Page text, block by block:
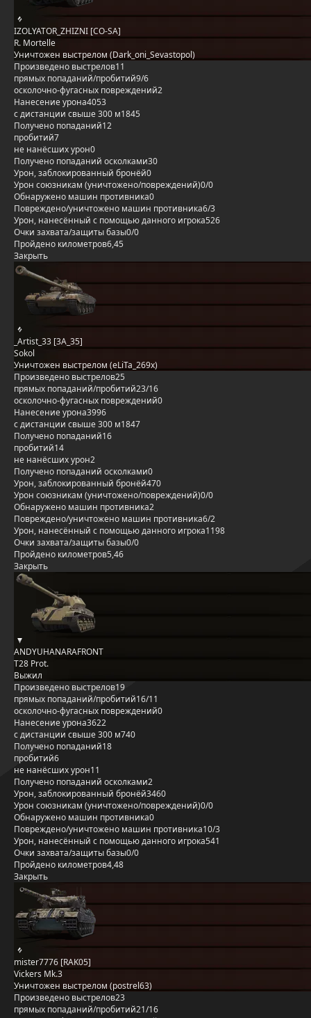
IZOLYATOR_ZHIZNI [CO-SA]
R. Mortelle
Уничтожен выстрелом (Dark_oni_Sevastopol)
Произведено выстрелов11
прямых попаданий/пробитий9/6
осколочно-фугасных повреждений2
Нанесение урона4053
с дистанции свыше 300 м1845
Получено попаданий12
пробитий7
не нанёсших урон0
Получено попаданий осколками30
Урон, заблокированный бронёй0
Урон союзникам (уничтожено/повреждений)0/0
Обнаружено машин противника0
Повреждено/уничтожено машин противника6/3
Урон, нанесённый с помощью данного игрока526
Очки захвата/защиты базы0/0
Пройдено километров6,45
Закрыть
_Artist_33 [3A_35]
Sokol
Уничтожен выстрелом (eLiTa_269x)
Произведено выстрелов25
прямых попаданий/пробитий23/16
осколочно-фугасных повреждений0
Нанесение урона3996
с дистанции свыше 300 м1847
Получено попаданий16
пробитий14
не нанёсших урон2
Получено попаданий осколками0
Урон, заблокированный бронёй470
Урон союзникам (уничтожено/повреждений)0/0
Обнаружено машин противника2
Повреждено/уничтожено машин противника6/2
Урон, нанесённый с помощью данного игрока1198
Очки захвата/защиты базы0/0
Пройдено километров5,46
Закрыть
ANDYUHANARAFRONT
T28 Prot.
Выжил
Произведено выстрелов19
прямых попаданий/пробитий16/11
осколочно-фугасных повреждений0
Нанесение урона3622
с дистанции свыше 300 м740
Получено попаданий18
пробитий6
не нанёсших урон11
Получено попаданий осколками2
Урон, заблокированный бронёй3460
Урон союзникам (уничтожено/повреждений)0/0
Обнаружено машин противника0
Повреждено/уничтожено машин противника10/3
Урон, нанесённый с помощью данного игрока541
Очки захвата/защиты базы0/0
Пройдено километров4,48
Закрыть
mister7776 [RAK05]
Vickers Mk.3
Уничтожен выстрелом (postrel63)
Произведено выстрелов23
прямых попаданий/пробитий21/16